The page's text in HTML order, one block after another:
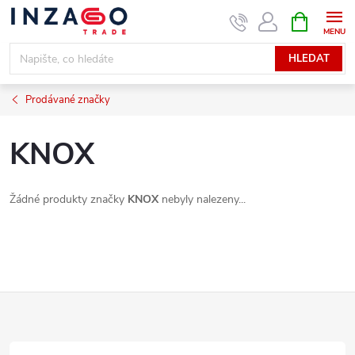
Přejít
obsah
HLEDAT
NÁKUPNÍ
KOŠÍK
Prodávané značky
KNOX
Žádné produkty značky KNOX nebyly nalezeny...